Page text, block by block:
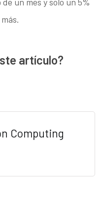
un mes y solo un 5%
artículo?
Computing